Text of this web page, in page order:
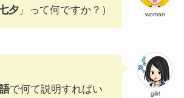
woman
夕 」って何ですか？）
gilrl
で何て説明すればい